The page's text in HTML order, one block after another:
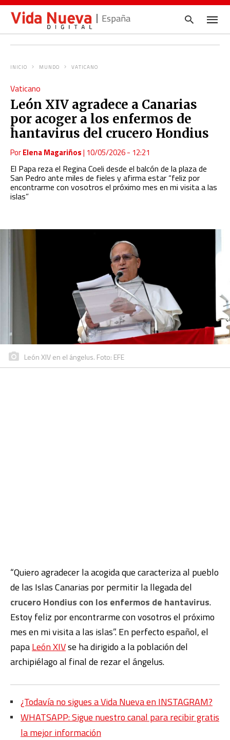
España
INICIO MUNDO VATICANO
Vaticano
León XIV agradece a Canarias
por acoger a los enfermos de
hantavirus del crucero Hondius
PorElena Magariños| 10/05/2026 - 12:21
El Papa reza el Regina Coeli desde el balcón de la plaza de
San Pedro ante miles de fieles y afirma estar “feliz por
encontrarme con vosotros el próximo mes en mi visita a las
islas”
León XIV en el ángelus. Foto: EFE
“Quiero agradecer la acogida que caracteriza al pueblo
de las Islas Canarias por permitir la llegada del
crucero Hondius con los enfermos de hantavirus.
Estoy feliz por encontrarme con vosotros el próximo
mes en mi visita a las islas”. En perfecto español, el
papaLeón XIVse ha dirigido a la población del
archipiélago al final de rezar el ángelus.
¿Todavía no sigues a Vida Nueva en INSTAGRAM?
WHATSAPP: Sigue nuestro canal para recibir gratis
la mejor información